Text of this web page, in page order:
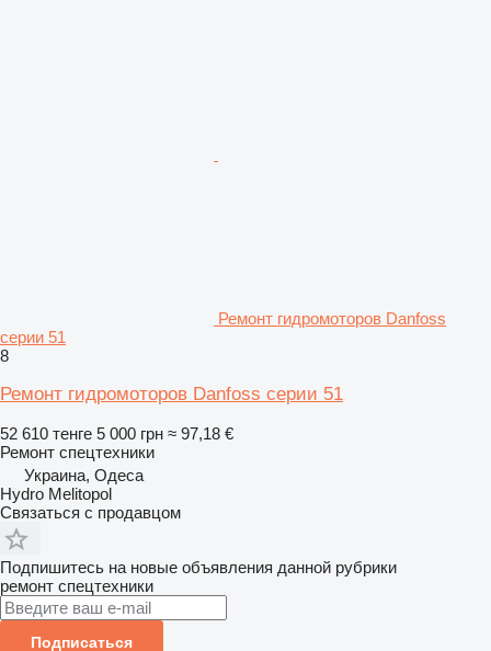
Ремонт гидромоторов Danfoss
серии 51
8
Ремонт гидромоторов Danfoss серии 51
52 610 тенге 5 000 грн ≈ 97,18 €
Ремонт спецтехники
Украина, Одеса
Hydro Melitopol
Связаться с продавцом
Подпишитесь на новые объявления данной рубрики
ремонт спецтехники
Подписаться